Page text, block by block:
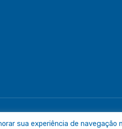
sua experiência de